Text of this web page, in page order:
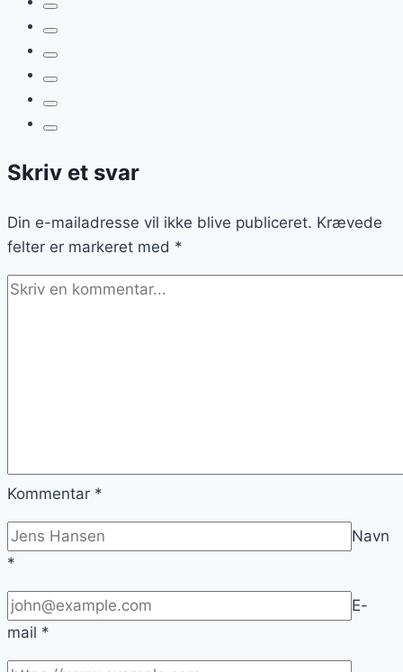
Skriv et svar
Din e-mailadresse vil ikke blive publiceret. Krævede
felter er markeret med *
Kommentar *
Navn
*
E-
mail *